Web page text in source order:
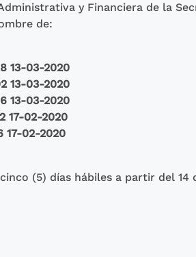
y Financiera de la
de:
13-03-2020
13-03-2020
13-03-2020
17-02-2020
17-02-2020
(5) días hábiles a partir del 14